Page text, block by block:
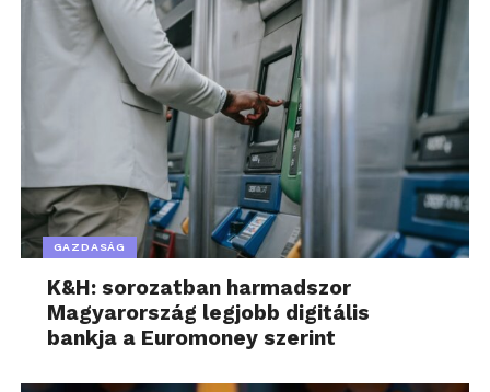
GAZDASÁG
K&H: sorozatban harmadszor
Magyarország legjobb digitális
bankja a Euromoney szerint